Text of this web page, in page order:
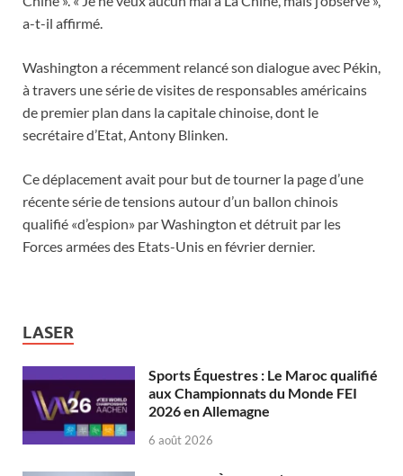
a-t-il affirmé.
Washington a récemment relancé son dialogue avec Pékin,
à travers une série de visites de responsables américains
de premier plan dans la capitale chinoise, dont le
secrétaire d’Etat, Antony Blinken.
Ce déplacement avait pour but de tourner la page d’une
récente série de tensions autour d’un ballon chinois
qualifié «d’espion» par Washington et détruit par les
Forces armées des Etats-Unis en février dernier.
LASER
Sports Équestres : Le Maroc qualifié
aux Championnats du Monde FEI
2026 en Allemagne
6 août 2026